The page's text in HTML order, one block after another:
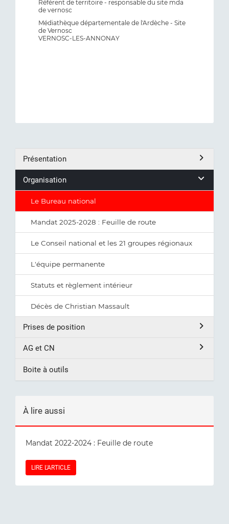
Référent de territoire - responsable du site mda
de vernosc
Médiathèque départementale de l'Ardèche - Site
de Vernosc
VERNOSC-LES-ANNONAY
Présentation
Organisation
Le Bureau national
Mandat 2025-2028 : Feuille de route
Le Conseil national et les 21 groupes régionaux
L'équipe permanente
Statuts et règlement intérieur
Décès de Christian Massault
Prises de position
AG et CN
Boite à outils
À lire aussi
Mandat 2022-2024 : Feuille de route
LIRE L'ARTICLE